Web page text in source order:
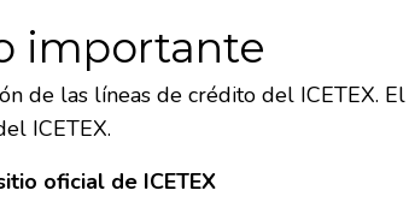
importante
de las líneas de crédito del ICETEX.
ICETEX.
oficial de ICETEX